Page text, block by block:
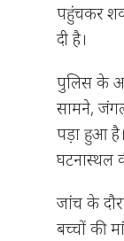
पहुंचकर
दी है।
पुलिस के
सामने,
पड़ा हुआ
घटनास्थल
जांच के
बच्चों की